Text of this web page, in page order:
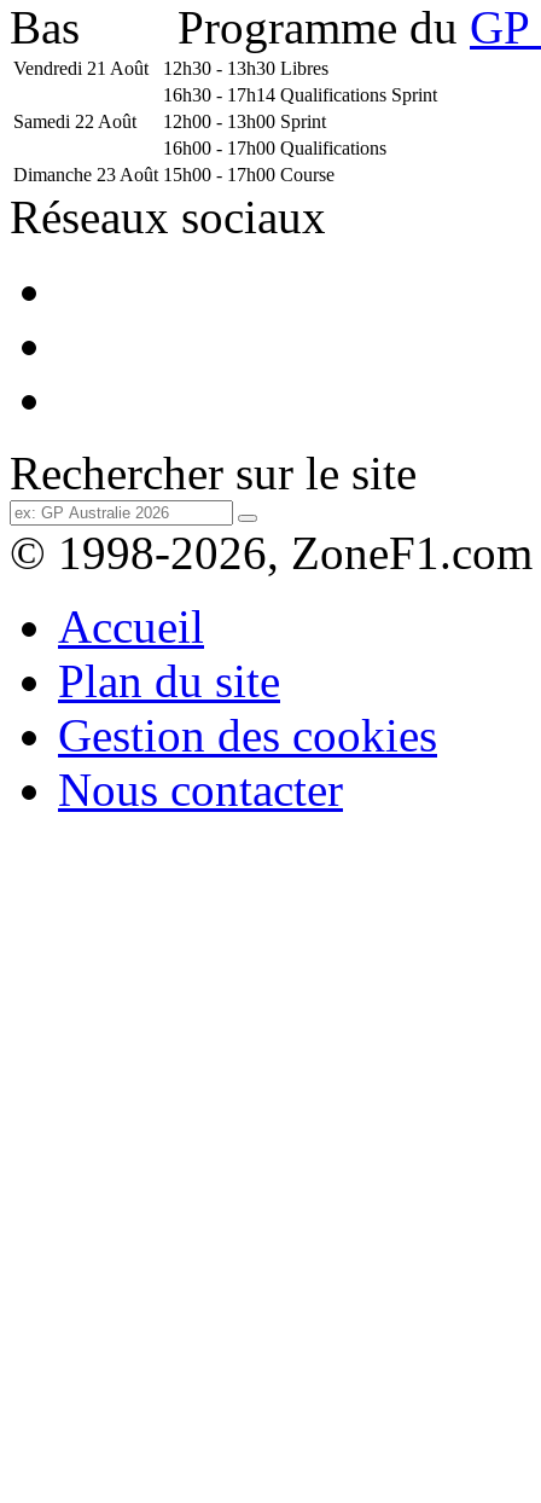
Programme du
Vendredi 21 Août 12h30 - 13h30 Libres
16h30 - 17h14 Qualifications Sprint
Samedi 22 Août
12h00 - 13h00 Sprint
16h00 - 17h00 Qualifications
Dimanche 23 Août 15h00 - 17h00 Course
Réseaux sociaux
Rechercher sur le site
© 1998-2026, ZoneF1.com
Accueil
Plan du site
Gestion des cookies
Nous contacter